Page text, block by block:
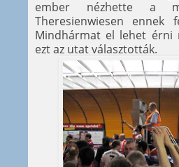
ember nézhette a
Theresienwiesen ennek
Mindhármat el lehet érni
ezt az utat választották.